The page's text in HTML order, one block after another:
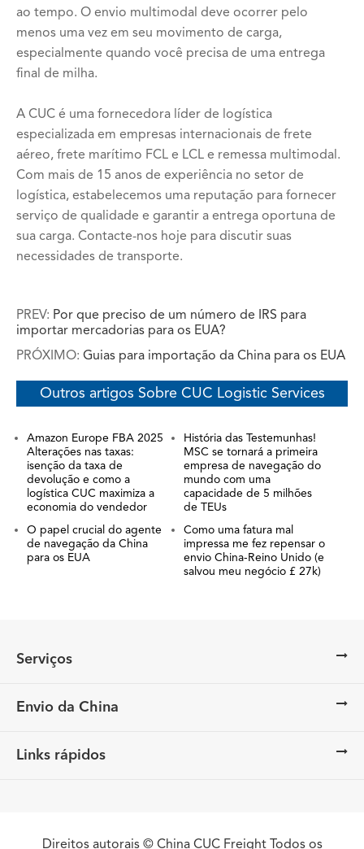
ao tempo. O envio multimodal deve ocorrer pelo
menos uma vez em seu movimento de carga,
especialmente quando você precisa de uma entrega
final de milha.
A CUC é uma fornecedora líder de logística
especializada em empresas internacionais de frete
aéreo, frete marítimo FCL e LCL e remessa multimodal.
Com mais de 15 anos de experiência no setor de
logística, estabelecemos uma reputação para fornecer
serviço de qualidade e garantir a entrega oportuna de
sua carga. Contacte-nos hoje para discutir suas
necessidades de transporte.
PREV: Por que preciso de um número de IRS para
importar mercadorias para os EUA?
PRÓXIMO: Guias para importação da China para os EUA
Outros artigos Sobre CUC Logistic Services
Amazon Europe FBA 2025
Alterações nas taxas:
isenção da taxa de
devolução e como a
logística CUC maximiza a
economia do vendedor
História das Testemunhas!
MSC se tornará a primeira
empresa de navegação do
mundo com uma
capacidade de 5 milhões
de TEUs
O papel crucial do agente
de navegação da China
para os EUA
Como uma fatura mal
impressa me fez repensar o
envio China-Reino Unido (e
salvou meu negócio £ 27k)
Serviços
Envio da China
Links rápidos
Direitos autorais © China CUC FreightTodos os